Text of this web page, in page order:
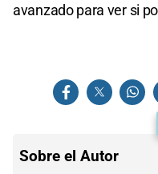
avanzado para ver si
Sobre el Autor